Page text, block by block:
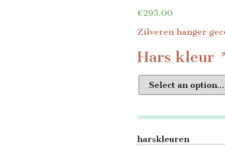
€295.00
Zilveren hanger
Hars kleur
harskleuren